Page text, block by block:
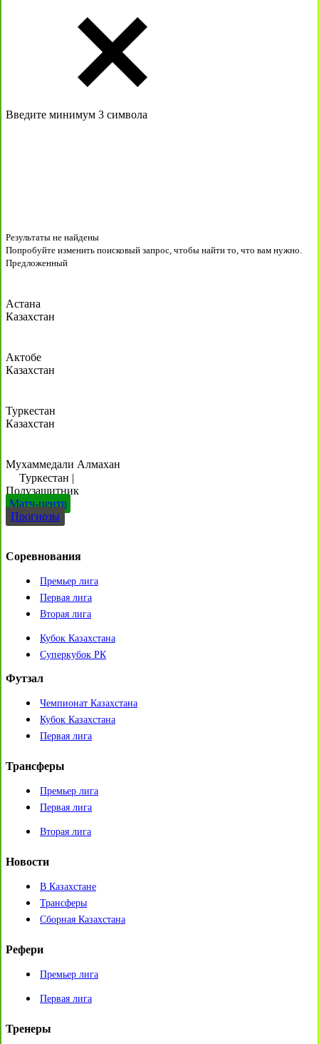
Введите минимум 3 символа
Результаты не найдены
Попробуйте изменить поисковый запрос, чтобы найти то, что вам нужно.
Предложенный
Астана
Казахстан
Актобе
Казахстан
Туркестан
Казахстан
Мухаммедали Алмахан
Туркестан |
Полузащитник
Матч-центр
Прогнозы
Соревнования
Премьер лига
Первая лига
Вторая лига
Кубок Казахстана
Суперкубок РК
Футзал
Чемпионат Казахстана
Кубок Казахстана
Первая лига
Трансферы
Премьер лига
Первая лига
Вторая лига
Новости
В Казахстане
Трансферы
Сборная Казахстана
Рефери
Премьер лига
Первая лига
Тренеры